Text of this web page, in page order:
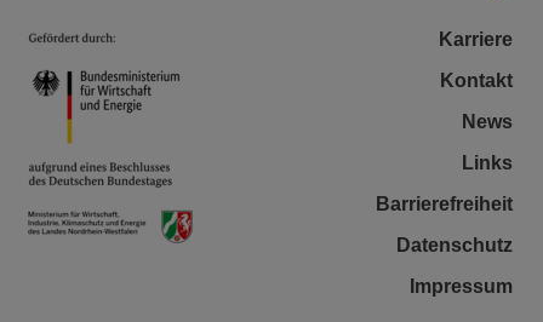
Karriere
Kontakt
News
Links
Barrierefreiheit
Datenschutz
Impressum